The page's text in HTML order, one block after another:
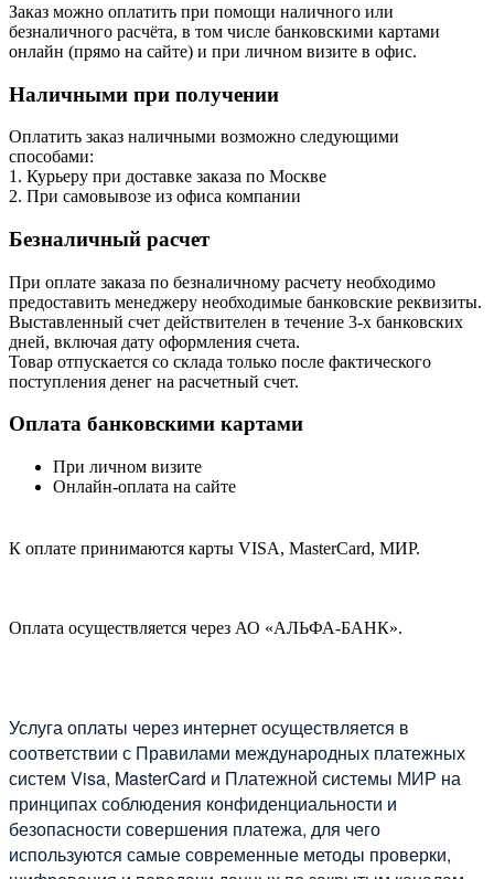
Заказ можно оплатить при помощи наличного или
безналичного расчёта, в том числе банковскими картами
онлайн (прямо на сайте) и при личном визите в офис.
Наличными при получении
Оплатить заказ наличными возможно следующими
способами:
1. Курьеру при доставке заказа по Москве
2. При самовывозе из офиса компании
Безналичный расчет
При оплате заказа по безналичному расчету необходимо
предоставить менеджеру необходимые банковские реквизиты.
Выставленный счет действителен в течение 3-х банковских
дней, включая дату оформления cчета.
Товар отпускается со склада только после фактического
поступления денег на расчетный счет.
Оплата банковскими картами
При личном визите
Онлайн-оплата на сайте
К оплате принимаются карты VISA, MasterCard, МИР.
Оплата осуществляется через АО «АЛЬФА-БАНК».
Услуга оплаты через интернет осуществляется в
соответствии с Правилами международных платежных
систем Visa, MasterCard и Платежной системы МИР на
принципах соблюдения конфиденциальности и
безопасности совершения платежа, для чего
используются самые современные методы проверки,